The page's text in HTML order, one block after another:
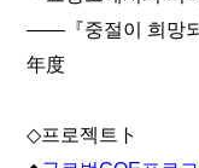
――『중절이 희망
年度
◇프로젝트ト